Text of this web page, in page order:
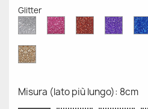
Glitter
Diamante
Glitter
Rosa
Glitter
Rosso
Glitter
Viola
Glitter
Oro
Glitter
Misura (lato più lungo): 8cm